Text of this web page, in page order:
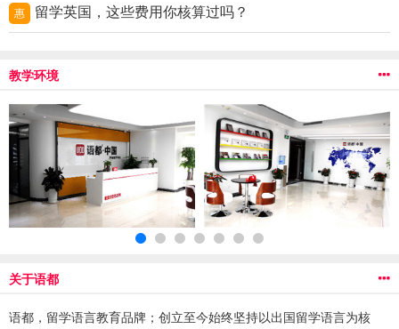
惠 留学英国，这些费用你核算过吗？
教学环境
关于语都
语都，留学语言教育品牌；创立至今始终坚持以出国留学语言为核